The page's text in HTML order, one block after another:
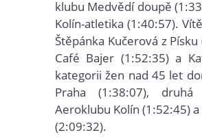
klubu Medvědí doupě
Kolín-atletika (1:40:57).
Štěpánka Kučerová z
Café Bajer (1:52:35) a
kategorii žen nad 45 let
Praha (1:38:07),
Aeroklubu Kolín (1:52:45)
(2:09:32).